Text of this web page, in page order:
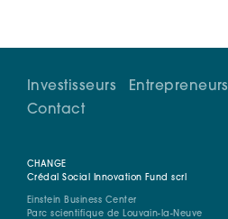
Investisseurs Entrepreneurs
Contact
CHANGE
Crédal Social Innovation Fund scrl
Einstein Business Center
Parc scientifique de Louvain-la-Neuve